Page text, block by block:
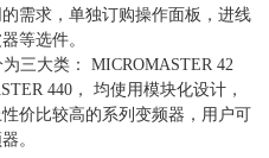
需求，单独订购操作面板，进线
等选件。
三大类： MICROMASTER 42
440， 均使用模块化设计，
价比较高的系列变频器，用户可
。